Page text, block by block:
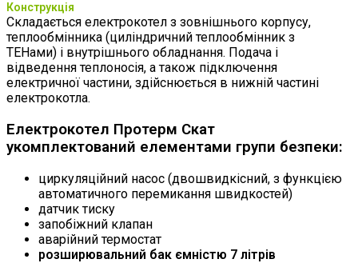
Конструкція
Складається електрокотел з зовнішнього корпусу,
теплообмінника (циліндричний теплообмінник з
ТЕНами) і внутрішнього обладнання. Подача і
відведення теплоносія, а також підключення
електричної частини, здійснюється в нижній частині
електрокотла.
Електрокотел Протерм Скат
укомплектований елементами групи безпеки:
циркуляційний насос (двошвидкісний, з функцією
автоматичного перемикання швидкостей)
датчик тиску
запобіжний клапан
аварійний термостат
розширювальний бак ємністю 7 літрів